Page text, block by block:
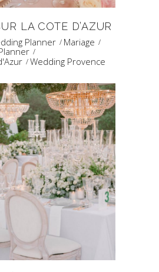
LA COTE D’AZUR
Planner
Mariage
Wedding Provence